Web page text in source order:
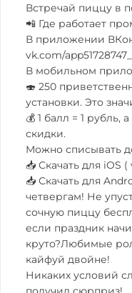
Встречай пиццу в
📲 Где работает
В приложении
vk.com/
В мобильном
🍣 250
установки. Это
💰 1 балл = 1 рубль,
скидки.
Можно списывать
📥 Скачать для iOS (
📥 Скачать для
четвергам! Не
сочную пиццу
если праздник
круто?Любимые
кайфуй двойне!
Никаких условий